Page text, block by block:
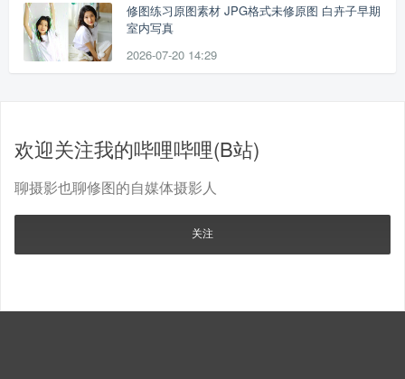
修图练习原图素材 JPG格式未修原图 白卉子早期
室内写真
2026-07-20 14:29
欢迎关注我的哔哩哔哩(B站)
聊摄影也聊修图的自媒体摄影人
关注